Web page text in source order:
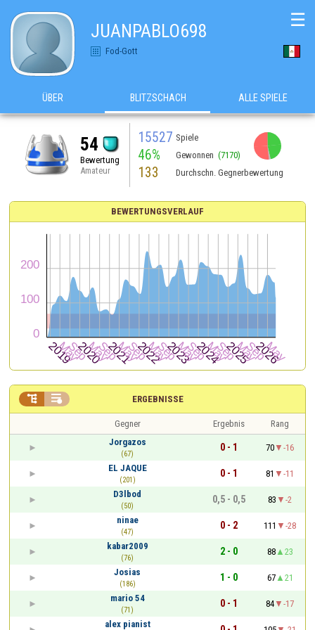
JUANPABLO698
Fod-Gott
☰
ÜBER BLITZSCHACH ALLE SPIELE
54
Bewertung
Amateur
15527 Spiele
46% Gewonnen (7170)
133 Durchschn. Gegnerbewertung
BEWERTUNGSVERLAUF
ERGEBNISSE
 
Gegner Ergebnis
Rang
Jorgazos
(67)
0 - 1 70
-16
EL JAQUE
(201)
0 - 1 81
-11
D3lbod
(50)
0,5 - 0,5 83
-2
ninae
(47)
0 - 2 111
-28
kabar2009
(76)
2 - 0 88
23
Josias
(186)
1 - 0 67
21
mario 54
(71)
0 - 1 84
-17
alex pianist